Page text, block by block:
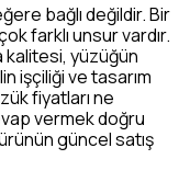
bağlı değildir. Bir
farklı unsur vardır.
kalitesi, yüzüğün
işçiliği ve tasarım
fiyatları ne
vermek doğru
güncel satış